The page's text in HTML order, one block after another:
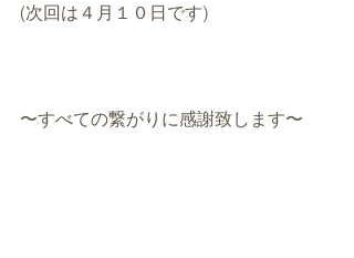
(次回は４月１０日です)
〜すべての繋がりに感謝致します〜